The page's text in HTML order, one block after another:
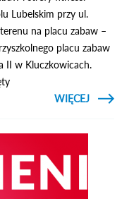
Lubelskim przy ul.
na placu zabaw –
placu zabaw
II w Kluczkowicach.
CZYTAJ
WIĘCEJ
O